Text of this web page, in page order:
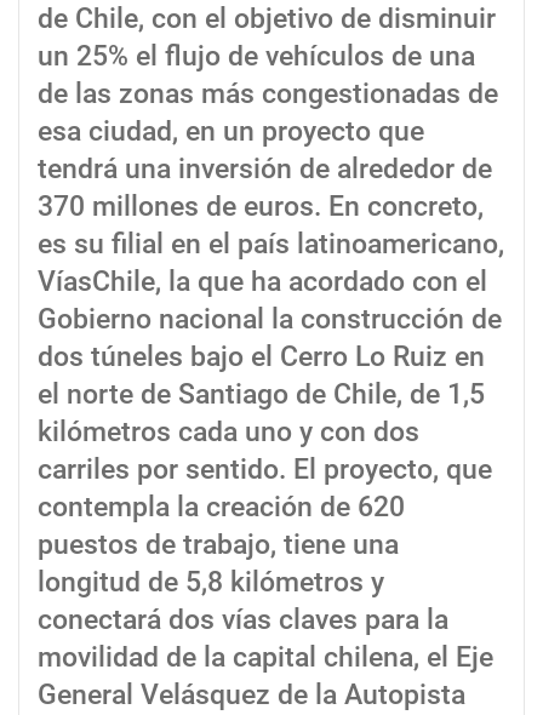
de Chile, con el objetivo de disminuir
un 25% el flujo de vehículos de una
de las zonas más congestionadas de
esa ciudad, en un proyecto que
tendrá una inversión de alrededor de
370 millones de euros. En concreto,
es su filial en el país latinoamericano,
VíasChile, la que ha acordado con el
Gobierno nacional la construcción de
dos túneles bajo el Cerro Lo Ruiz en
el norte de Santiago de Chile, de 1,5
kilómetros cada uno y con dos
carriles por sentido. El proyecto, que
contempla la creación de 620
puestos de trabajo, tiene una
longitud de 5,8 kilómetros y
conectará dos vías claves para la
movilidad de la capital chilena, el Eje
General Velásquez de la Autopista